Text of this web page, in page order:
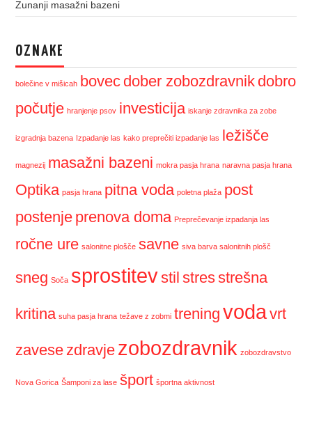
Zunanji masažni bazeni
OZNAKE
bolečine v mišicah bovec dober zobozdravnik dobro
počutje hranjenje psov investicija iskanje zdravnika za zobe
izgradnja bazena Izpadanje las kako preprečiti izpadanje las ležišče
magnezij masažni bazeni mokra pasja hrana naravna pasja hrana
Optika pasja hrana pitna voda poletna plaža post
postenje prenova doma Preprečevanje izpadanja las
ročne ure salonitne plošče savne siva barva salonitnih plošč
sneg Soča sprostitevstil stresstrešna
kritina suha pasja hrana težave z zobmi trening vodavrt
zavese zdravje zobozdravnik zobozdravstvo
Nova Gorica Šamponi za lase šport športna aktivnost